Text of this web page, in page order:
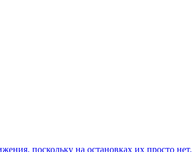
поскольку на остановках их просто нет.